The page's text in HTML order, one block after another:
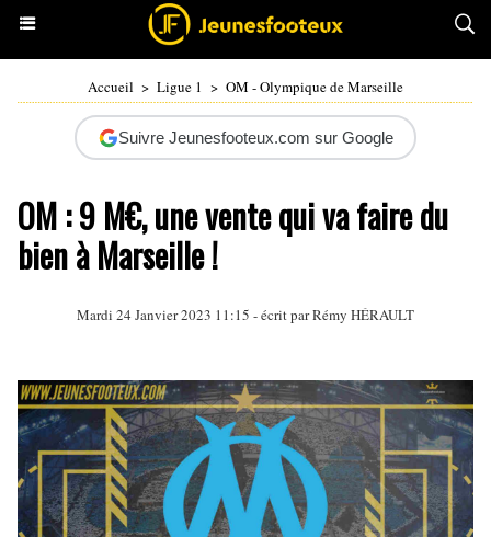
Accueil > Ligue 1 > OM - Olympique de Marseille
Suivre Jeunesfooteux.com sur Google
OM : 9 M€, une vente qui va faire du
bien à Marseille !
Mardi 24 Janvier 2023 11:15 - écrit parRémy HÉRAULT